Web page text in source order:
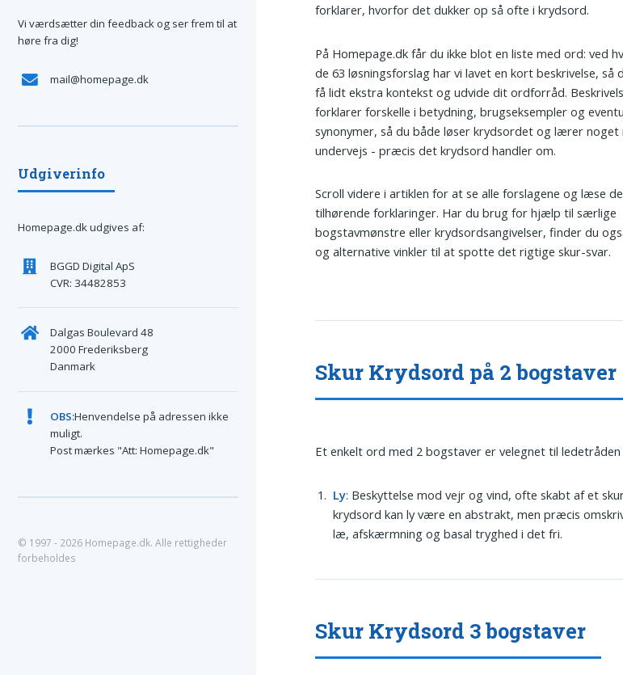
forklarer, hvorfor det dukker op så ofte i krydsord.
På Homepage.dk får du ikke blot en liste med ord: ved
de 63 løsningsforslag har vi lavet en kort beskrivelse, så
få lidt ekstra kontekst og udvide dit ordforråd.
forklarer forskelle i betydning, brugseksempler og
synonymer, så du både løser krydsordet og lærer noget
undervejs - præcis det krydsord handler om.
Scroll videre i artiklen for at se alle forslagene og læse de
tilhørende forklaringer. Har du brug for hjælp til særlige
bogstavmønstre eller krydsordsangivelser, finder du
og alternative vinkler til at spotte det rigtige skur-svar.
Skur Krydsord på 2 bogstaver
Et enkelt ord med 2 bogstaver er velegnet til ledetråden
Ly: Beskyttelse mod vejr og vind, ofte skabt af et
krydsord kan ly være en abstrakt, men præcis
læ, afskærmning og basal tryghed i det fri.
Skur Krydsord 3 bogstaver
Vi værdsætter din feedback og ser frem til at
høre fra dig!
mail@homepage.dk
Udgiverinfo
Homepage.dk udgives af:
BGGD Digital ApS
CVR: 34482853
Dalgas Boulevard 48
2000 Frederiksberg
Danmark
OBS:Henvendelse på adressen ikke
muligt.
Post mærkes "Att: Homepage.dk"
© 1997 - 2026 Homepage.dk. Alle rettigheder
forbeholdes